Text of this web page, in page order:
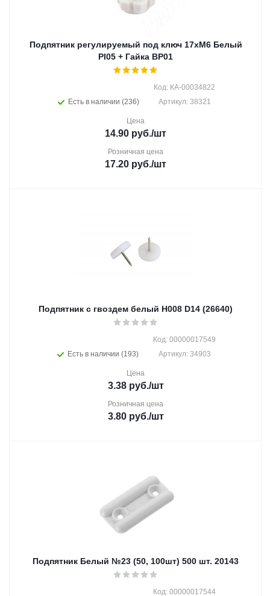
Подпятник регулируемый под ключ 17хМ6 Белый
PI05 + Гайка BP01
Есть в наличии (236)
Код: КА-00034822
Артикул: 38321
Цена
14.90 руб./шт
Розничная цена
17.20 руб./шт
Подпятник с гвоздем белый H008 D14 (26640)
Есть в наличии (193)
Код: 00000017549
Артикул: 34903
Цена
3.38руб./шт
Розничная цена
3.80руб./шт
Подпятник Белый №23 (50, 100шт) 500 шт. 20143
Код: 00000017544